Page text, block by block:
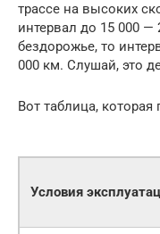
трассе на высоких
интервал до 15 000
бездорожье, то
000 км. Слушай, это
Вот таблица,
Условия